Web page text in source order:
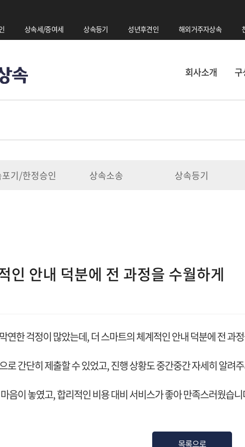
상속세/증여세 상속등기 성년후견인 해외거주자상속
회사소개
기/한정승인 상속소송 상속등기
인 안내 덕분에 전 과정을 수월하게
연한 걱정이 많았는데, 더 스마트의 체계적인 안내 덕분에 전 과
로 간단히 제출할 수 있었고, 진행 상황도 중간중간 자세히 알려
음이 놓였고, 합리적인 비용 대비 서비스가 좋아 만족스러웠습
목록으로